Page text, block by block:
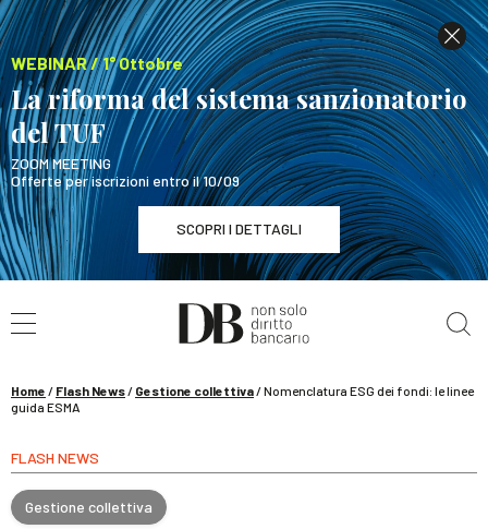
WEBINAR / 1° Ottobre
La riforma del sistema sanzionatorio
del TUF
ZOOM MEETING
Offerte per iscrizioni entro il 10/09
SCOPRI I DETTAGLI
WEBINAR / 1° Ottobre
La riforma del sistema sanzionatorio del TUF
Home / Flash News/ Gestione collettiva/Nomenclatura ESG dei fondi: le linee
guida ESMA
FLASH NEWS
Gestione collettiva